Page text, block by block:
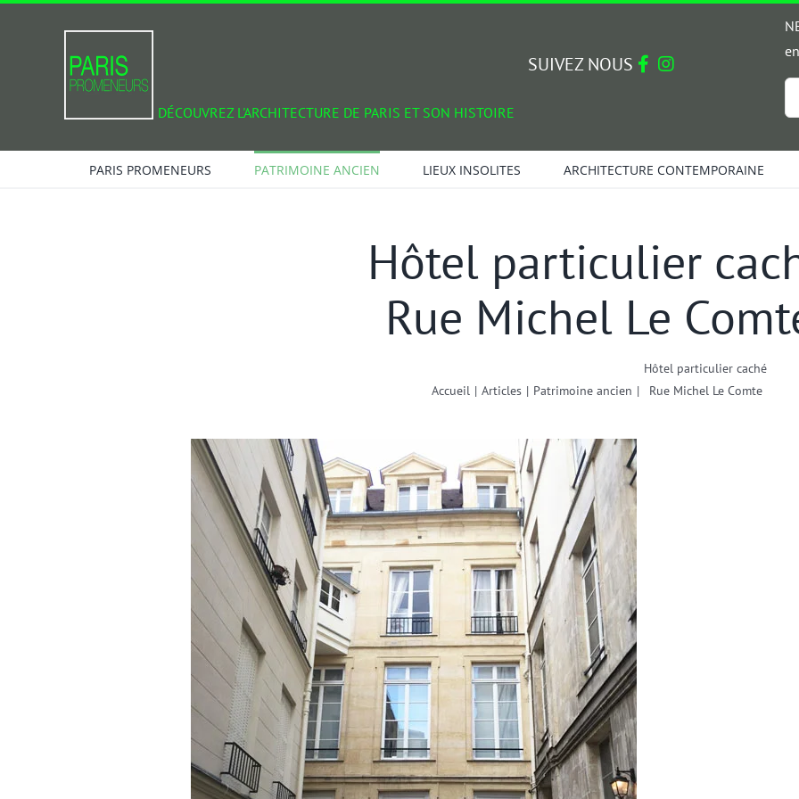
DÉCOUVREZ L'ARCHITECTURE DE PARIS ET SON HISTOIRE
SUIVEZ NOUS
*
PARIS PROMENEURS PATRIMOINE ANCIEN LIEUX INSOLITES ARCHITECTURE CONTEMPORAINE
Hôtel particulier
Rue Michel Le
Accueil | Articles | Patrimoine ancien |
Hôtel particulier caché
Rue Michel Le Comte